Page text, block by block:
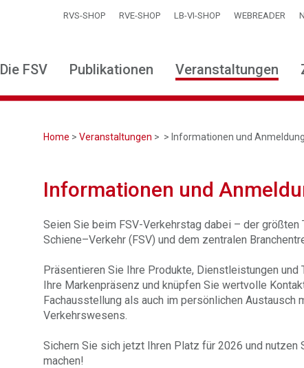
RVS-SHOP RVE-SHOP LB-VI-SHOP WEBREADER
Die FSV Publikationen Veranstaltungen
Home >Veranstaltungen > > Informationen und
Informationen und
Seien Sie beim FSV-Verkehrstag dabei – der
Schiene–Verkehr (FSV) und dem zentralen
Präsentieren Sie Ihre Produkte, Dienstleistungen und
Ihre Markenpräsenz und knüpfen Sie wertvolle
Fachausstellung als auch im persönlichen Austausch
Verkehrswesens.
Sichern Sie sich jetzt Ihren Platz für 2026 und nutzen
machen!